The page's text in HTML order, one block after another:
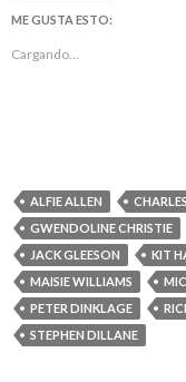
ME GUSTA ESTO:
Cargando...
ALFIE ALLEN
GWENDOLINE CHRISTIE
JACK GLEESON
KIT
MAISIE WILLIAMS
PETER DINKLAGE
STEPHEN DILLANE